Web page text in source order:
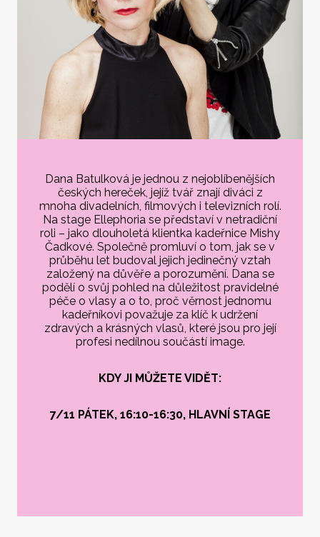
Dana Batulková je jednou z nejoblíbenějších
českých hereček, jejíž tvář znají diváci z
mnoha divadelních, filmových i televizních rolí.
Na stage Ellephoria se představí v netradiční
roli – jako dlouholetá klientka kadeřnice Mishy
Čadkové. Společně promluví o tom, jak se v
průběhu let budoval jejich jedinečný vztah
založený na důvěře a porozumění. Dana se
podělí o svůj pohled na důležitost pravidelné
péče o vlasy a o to, proč věrnost jednomu
kadeřníkovi považuje za klíč k udržení
zdravých a krásných vlasů, které jsou pro její
profesi nedílnou součástí image.
KDY JI MŮŽETE VIDĚT:
7/11 PÁTEK, 16:10-16:30, HLAVNÍ STAGE